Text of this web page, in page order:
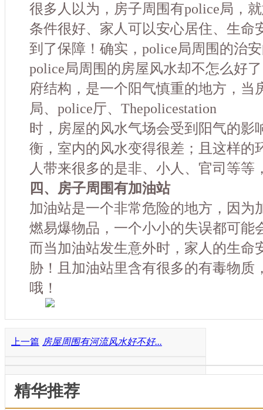
很多人以为，房子周围有police局，
条件很好、家人可以安心居住、生命
到了保障！确实，police局周围的治
police局周围的房屋风水却不怎么好
府结构，是一个阳气慎重的地方，当
局、police厅、Thepolicestation
时，房屋的风水气场会受到阳气的影
衡，室内的风水变得很差；且这样的
人带来很多的是非、小人、官司等等
四、房子周围有加油站
加油站是一个非常危险的地方，因为
燃易爆物品，一个小小的失误都可能
而当加油站发生意外时，家人的生命
胁！且加油站里含有很多的有毒物质
哦！
上一篇 房屋周围有河流风水好不好...
精华推荐